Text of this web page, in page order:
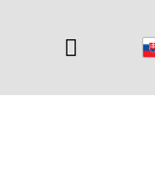
Prihlásenie